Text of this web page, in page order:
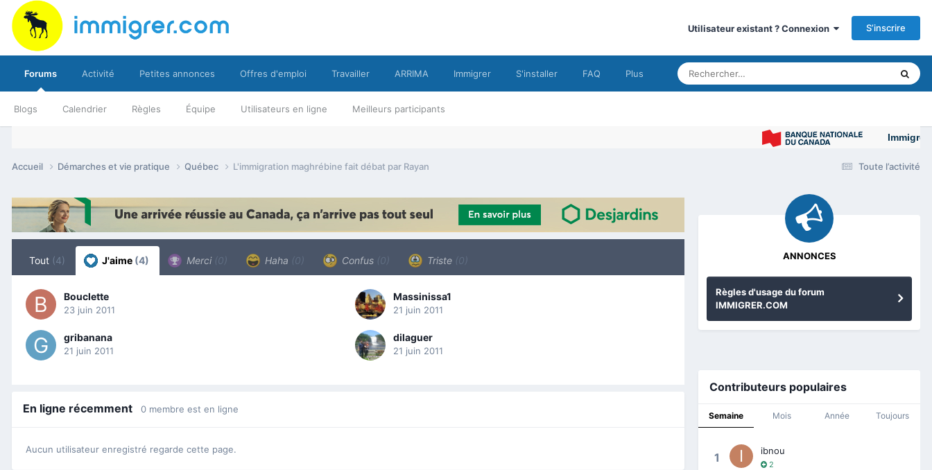
Utilisateur existant ? Connexion S’inscrire
Forums
Blogs Calendrier Règles Équipe Utilisateurs en ligne Meilleurs participants
Activité Petites annonces Offres d'emploi Travailler ARRIMA Immigrer S'installer FAQ Plus
Immigrer au
Toute l’activité
Accueil Démarches et vie pratique Québec L'immigration maghrébine fait débat par Rayan
Tout (4) J'aime (4) Merci (0) Haha (0) Confus (0) Triste (0)
Bouclette
23 juin 2011
Massinissa1
21 juin 2011
gribanana
21 juin 2011
dilaguer
21 juin 2011
En ligne récemment 0 membre est en ligne
Aucun utilisateur enregistré regarde cette page.
ANNONCES
Règles d'usage du forum
IMMIGRER.COM
Contributeurs populaires
Semaine Mois Année Toujours
1 ibnou
2